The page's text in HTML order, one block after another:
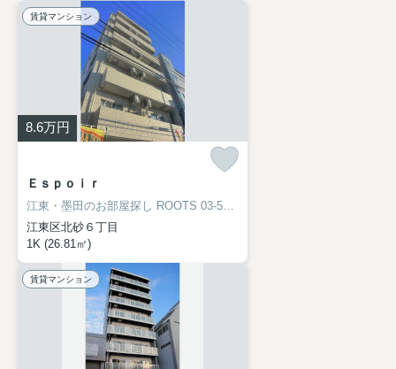
賃貸マンション
8.6万円
Ｅｓｐｏｉｒ
江東・墨田のお部屋探し ROOTS 03-5638-8866
江東区北砂６丁目
1K (26.81㎡)
賃貸マンション